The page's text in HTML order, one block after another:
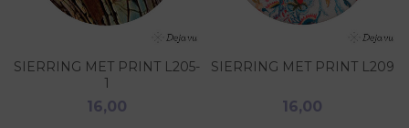
SIERRING MET PRINT L205-
1
16,00
SIERRING MET PRINT L209
16,00